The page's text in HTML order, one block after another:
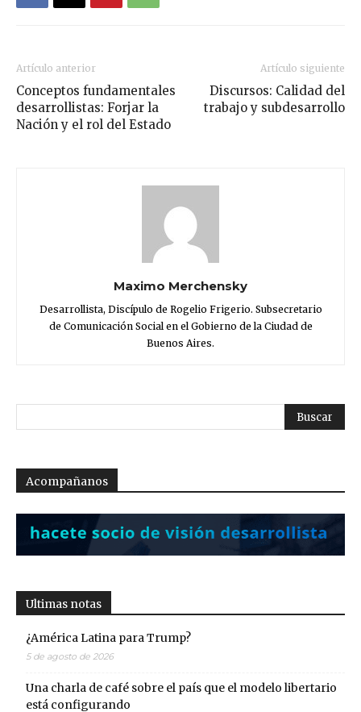
Artículo anterior
Conceptos fundamentales
desarrollistas: Forjar la
Nación y el rol del Estado
Artículo siguiente
Discursos: Calidad del
trabajo y subdesarrollo
Maximo Merchensky
Desarrollista, Discípulo de Rogelio Frigerio. Subsecretario
de Comunicación Social en el Gobierno de la Ciudad de
Buenos Aires.
Acompañanos
Ultimas notas
¿América Latina para Trump?
5 de agosto de 2026
Una charla de café sobre el país que el modelo libertario
está configurando